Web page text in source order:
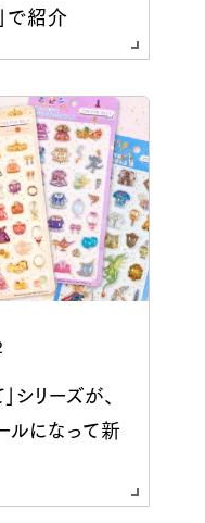
で紹介
リーズが、
ルになって新